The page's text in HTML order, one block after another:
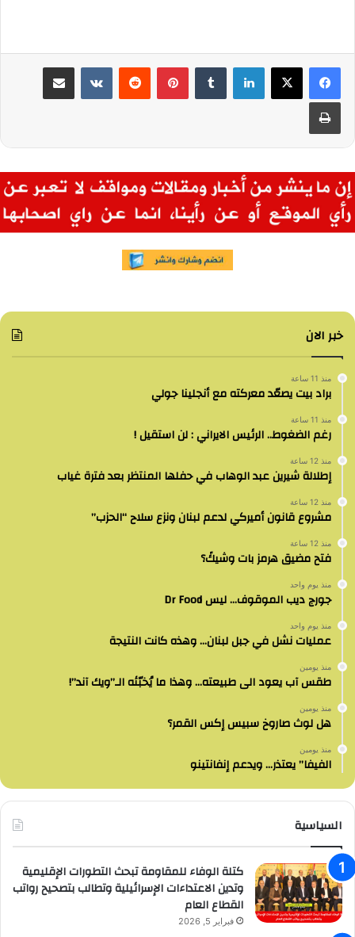
لينكدإن بينتيريست مشاركة عبر البريد
طباعة
خبر الان
منذ 11 ساعة
براد بيت يصعّد معركته مع أنجلينا جولي
منذ 11 ساعة
رغم الضغوط.. الرئيس الايراني : لن استقيل !
منذ 12 ساعة
إطلالة شيرين عبد الوهاب في حفلها المنتظر بعد فترة غياب
منذ 12 ساعة
مشروع قانون أميركي لدعم لبنان ونزع سلاح “الحزب”
منذ 12 ساعة
فتح مضيق هرمز بات وشيكً؟
منذ يوم واحد
جورج ديب الموقوف… ليس Dr Food
منذ يوم واحد
عمليات نشل في جبل لبنان… وهذه كانت النتيجة
منذ يومين
طقس آب يعود الى طبيعته… وهذا ما يُخبّئه الـ”ويك آند”!
منذ يومين
هل لوث صاروخ سبيس إكس القمر؟
منذ يومين
الفيفا” يعتذر… ويدعم إنفانتينو
السياسية
كتلة الوفاء للمقاومة تبحث التطورات الإقليمية
وتدين الاعتداءات الإسرائيلية وتطالب بتصحيح رواتب
القطاع العام
فبراير 5, 2026